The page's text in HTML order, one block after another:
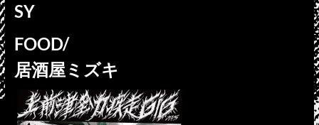
SY
FOOD/
居酒屋ミズキ